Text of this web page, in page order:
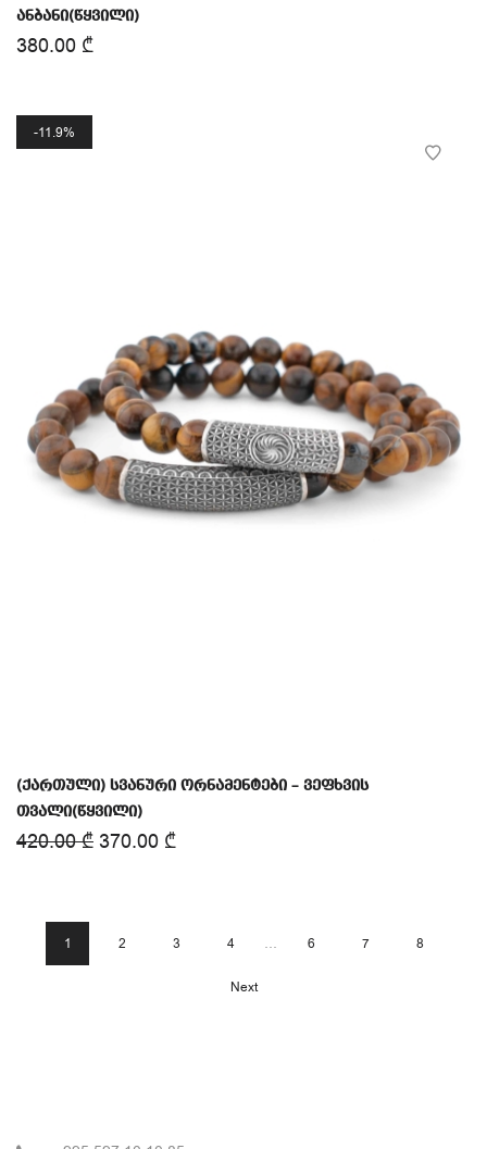
ანბანი(წყვილი)
380.00 ₾
11.9%
(ქართული) სვანური ორნამენტები – ვეფხვის
თვალი(წყვილი)
420.00₾ 370.00 ₾
1 2 3 4 … 6 7 8
Next